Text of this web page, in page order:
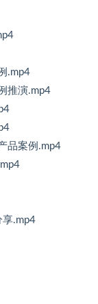
.mp4
推演.mp4
品案例.mp4
.mp4